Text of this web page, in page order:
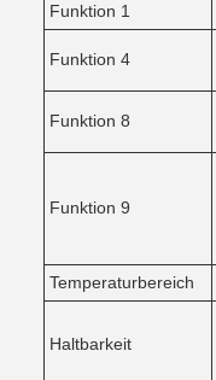
Funktion 1
Funktion 4
Funktion 8
Funktion 9
Temperaturbereich
Haltbarkeit